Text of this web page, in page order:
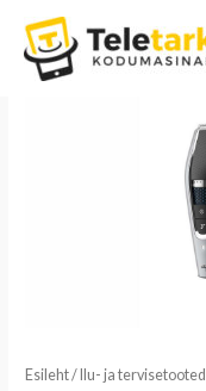
content
Esileht/Ilu- ja tervisetooted
Juukselõikusmasin